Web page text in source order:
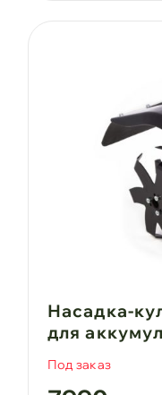
Насадка-
для
Под заказ